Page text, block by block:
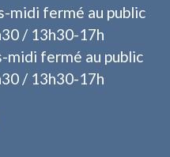
midi fermé au public
/ 13h30-17h
midi fermé au public
/ 13h30-17h